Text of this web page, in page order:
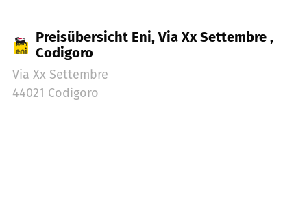
Preisübersicht Eni, Via Xx Settembre ,
Codigoro
Via Xx Settembre
44021 Codigoro